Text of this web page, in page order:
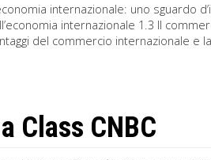
internazionale: uno sguardo
internazionale 1.3 Il
del commercio internazionale e
Class CNBC